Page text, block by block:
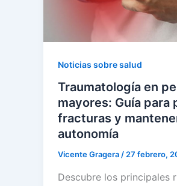
Noticias sobre salud
Traumatología en
mayores: Guía para
fracturas y
autonomía
Vicente Gragera/27 febrero,
Descubre los principales